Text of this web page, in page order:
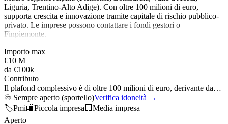
Liguria, Trentino-Alto Adige). Con oltre 100 milioni di euro,
supporta crescita e innovazione tramite capitale di rischio pubblico-
privato. Le imprese possono contattare i fondi gestori o
Finpiemonte.
Importo max
€10 M
da €100k
Contributo
Il plafond complessivo è di oltre 100 milioni di euro, derivante da…
♾️ Sempre aperto (sportello)Verifica idoneità →
🏷️Pmi🏬Piccola impresa 🏢 Media impresa
Aperto